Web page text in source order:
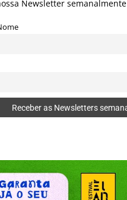
Newsletter semanalmente